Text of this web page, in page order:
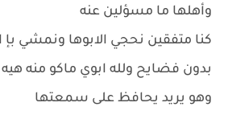
وأهلها ما مسؤلين عنه
كنا متفقين نحجي الابوها ونمشي بإ
بدون فضايح ولله ابوي ماكو منه
وهو يريد يحافظ على سمعتها